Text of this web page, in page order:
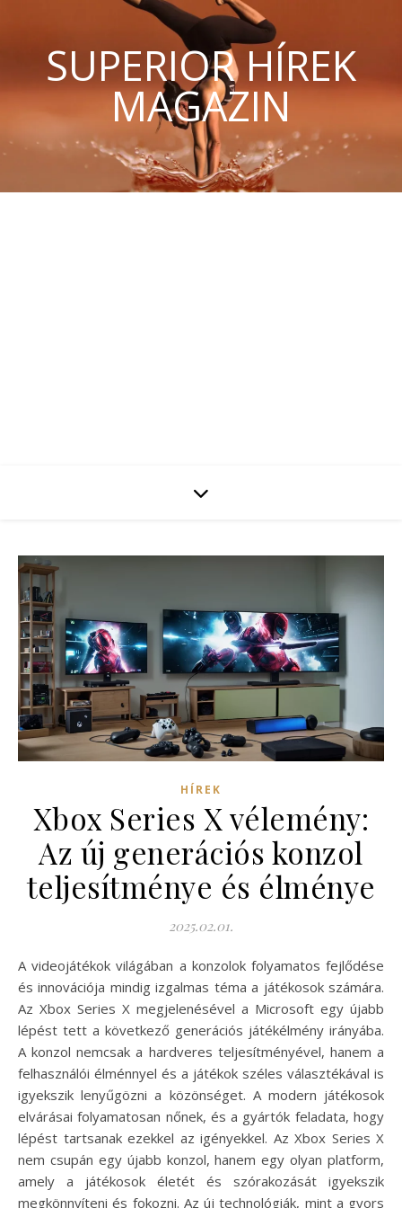
SUPERIOR HÍREK
MAGAZIN
HÍREK
Xbox Series X vélemény:
Az új generációs konzol
teljesítménye és élménye
2025.02.01.
A videojátékok világában a konzolok folyamatos fejlődése
és innovációja mindig izgalmas téma a játékosok számára.
Az Xbox Series X megjelenésével a Microsoft egy újabb
lépést tett a következő generációs játékélmény irányába.
A konzol nemcsak a hardveres teljesítményével, hanem a
felhasználói élménnyel és a játékok széles választékával is
igyekszik lenyűgözni a közönséget. A modern játékosok
elvárásai folyamatosan nőnek, és a gyártók feladata, hogy
lépést tartsanak ezekkel az igényekkel. Az Xbox Series X
nem csupán egy újabb konzol, hanem egy olyan platform,
amely a játékosok életét és szórakozását igyekszik
megkönnyíteni és fokozni. Az új technológiák, mint a gyors